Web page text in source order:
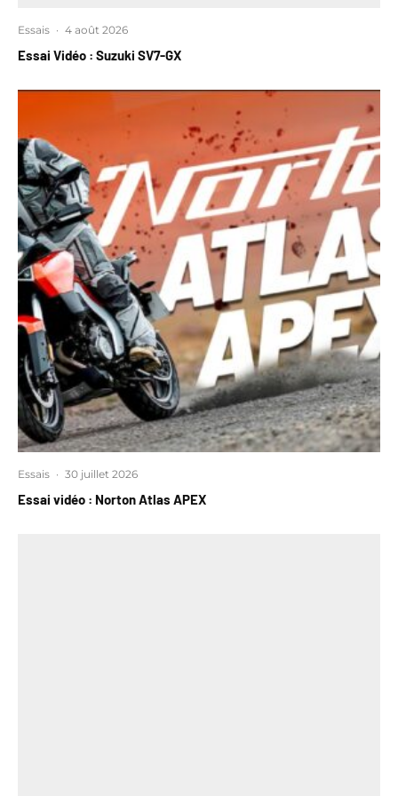
Essais · 4 août 2026
Essai Vidéo : Suzuki SV7-GX
Essais · 30 juillet 2026
Essai vidéo : Norton Atlas APEX